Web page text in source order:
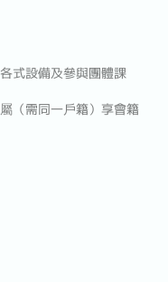
式設備及參與團體課
（需同一戶籍）享會籍